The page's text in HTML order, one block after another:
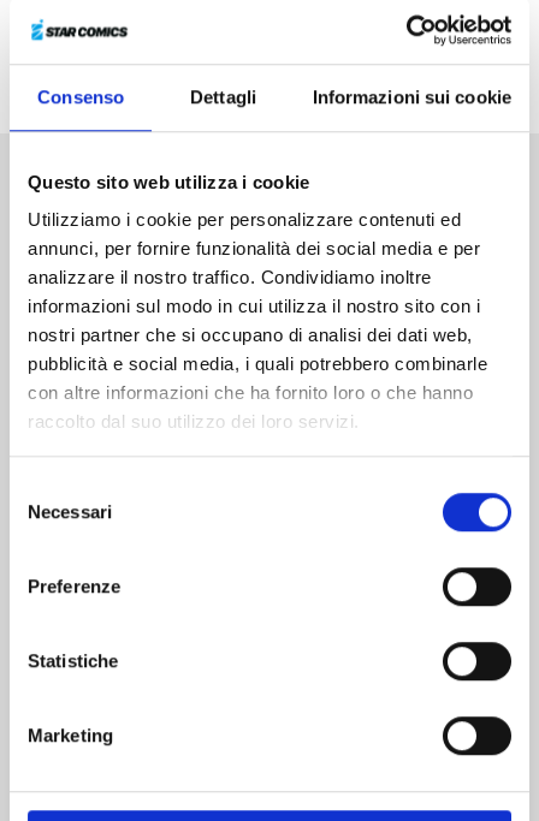
Consenso Dettagli Informazioni sui cookie
Questo sito web utilizza i cookie
Utilizziamo i cookie per personalizzare contenuti ed
annunci, per fornire funzionalità dei social media e per
analizzare il nostro traffico. Condividiamo inoltre
informazioni sul modo in cui utilizza il nostro sito con i
nostri partner che si occupano di analisi dei dati web,
pubblicità e social media, i quali potrebbero combinarle
con altre informazioni che ha fornito loro o che hanno
raccolto dal suo utilizzo dei loro servizi.
delNecessari
Preferenze
Statistiche
Marketing
alla prova le proprie capacità, ognuno a modo suo...
Ma il tempo per raccogliere le forze è ormai agli
sgoccioli, il campo di battaglia li attende!
Altri volumi della serie